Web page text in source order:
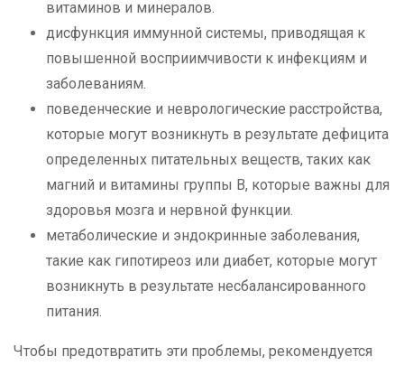
витаминов и минералов.
дисфункция иммунной системы, приводящая к
повышенной восприимчивости к инфекциям и
заболеваниям.
поведенческие и неврологические расстройства,
которые могут возникнуть в результате дефицита
определенных питательных веществ, таких как
магний и витамины группы B, которые важны для
здоровья мозга и нервной функции.
метаболические и эндокринные заболевания,
такие как гипотиреоз или диабет, которые могут
возникнуть в результате несбалансированного
питания.
Чтобы предотвратить эти проблемы, рекомендуется